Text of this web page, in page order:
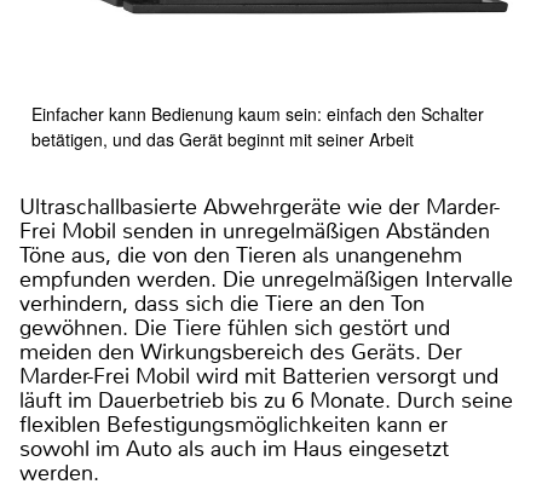
Einfacher kann Bedienung kaum sein: einfach den Schalter
betätigen, und das Gerät beginnt mit seiner Arbeit
Ultraschallbasierte Abwehrgeräte wie der Marder-
Frei Mobil senden in unregelmäßigen Abständen
Töne aus, die von den Tieren als unangenehm
empfunden werden. Die unregelmäßigen Intervalle
verhindern, dass sich die Tiere an den Ton
gewöhnen. Die Tiere fühlen sich gestört und
meiden den Wirkungsbereich des Geräts. Der
Marder-Frei Mobil wird mit Batterien versorgt und
läuft im Dauerbetrieb bis zu 6 Monate. Durch seine
flexiblen Befestigungsmöglichkeiten kann er
sowohl im Auto als auch im Haus eingesetzt
werden.